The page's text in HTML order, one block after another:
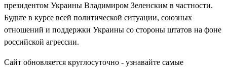
президентом Украины Владимиром Зеленским в частности.
Будьте в курсе всей политической ситуации, союзных
отношений и поддержки Украины со стороны штатов на фоне
российской агрессии.
Сайт обновляется круглосуточно - узнавайте самые